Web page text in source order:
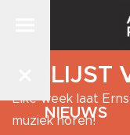
NIEUWS
DE LIJST
Elke week laat
muziek horen!